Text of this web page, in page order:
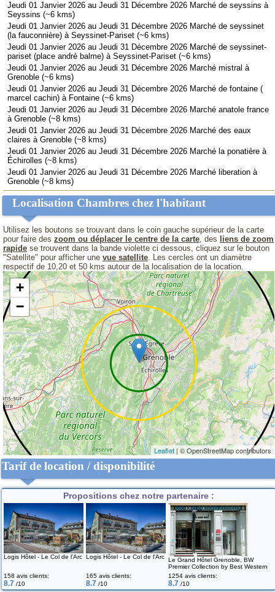
Jeudi 01 Janvier 2026 au Jeudi 31 Décembre 2026 Marché de seyssins à
Seyssins (~6 kms)
Jeudi 01 Janvier 2026 au Jeudi 31 Décembre 2026 Marché de seyssinet
(la fauconnière) à Seyssinet-Pariset (~6 kms)
Jeudi 01 Janvier 2026 au Jeudi 31 Décembre 2026 Marché de seyssinet-
pariset (place andré balme) à Seyssinet-Pariset (~6 kms)
Jeudi 01 Janvier 2026 au Jeudi 31 Décembre 2026 Marché mistral à
Grenoble (~6 kms)
Jeudi 01 Janvier 2026 au Jeudi 31 Décembre 2026 Marché de fontaine (
marcel cachin) à Fontaine (~6 kms)
Jeudi 01 Janvier 2026 au Jeudi 31 Décembre 2026 Marché anatole france
à Grenoble (~8 kms)
Jeudi 01 Janvier 2026 au Jeudi 31 Décembre 2026 Marché des eaux
claires à Grenoble (~8 kms)
Jeudi 01 Janvier 2026 au Jeudi 31 Décembre 2026 Marché la ponatière à
Échirolles (~8 kms)
Jeudi 01 Janvier 2026 au Jeudi 31 Décembre 2026 Marché liberation à
Grenoble (~8 kms)
Localisation Chambres chez l'habitant
Utilisez les boutons se trouvant dans le coin gauche supérieur de la carte
pour faire des zoom ou déplacer le centre de la carte, des
liens de zoom
rapide se trouvent dans la bande violette ci dessous, cliquez sur le bouton
"Satellite" pour afficher une vue satellite. Les cercles ont un diamètre
respectif de 10,20 et 50 kms autour de la localisation de la location.
+
−
Leaflet| © OpenStreetMap contributors
Tarif de location / disponibilité
Propositions chez notre partenaire :
Logis Hôtel - Le Col de l'Arc Logis Hôtel - Le Col de l'Arc Le Grand Hôtel Grenoble, BW
Premier Collection by Best Western
158 avis clients:
8.7 /10
165 avis clients:
8.7 /10
1254 avis clients:
8.7 /10